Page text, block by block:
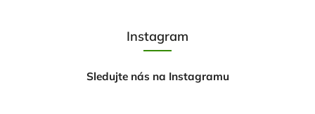
Instagram
Sledujte nás na Instagramu